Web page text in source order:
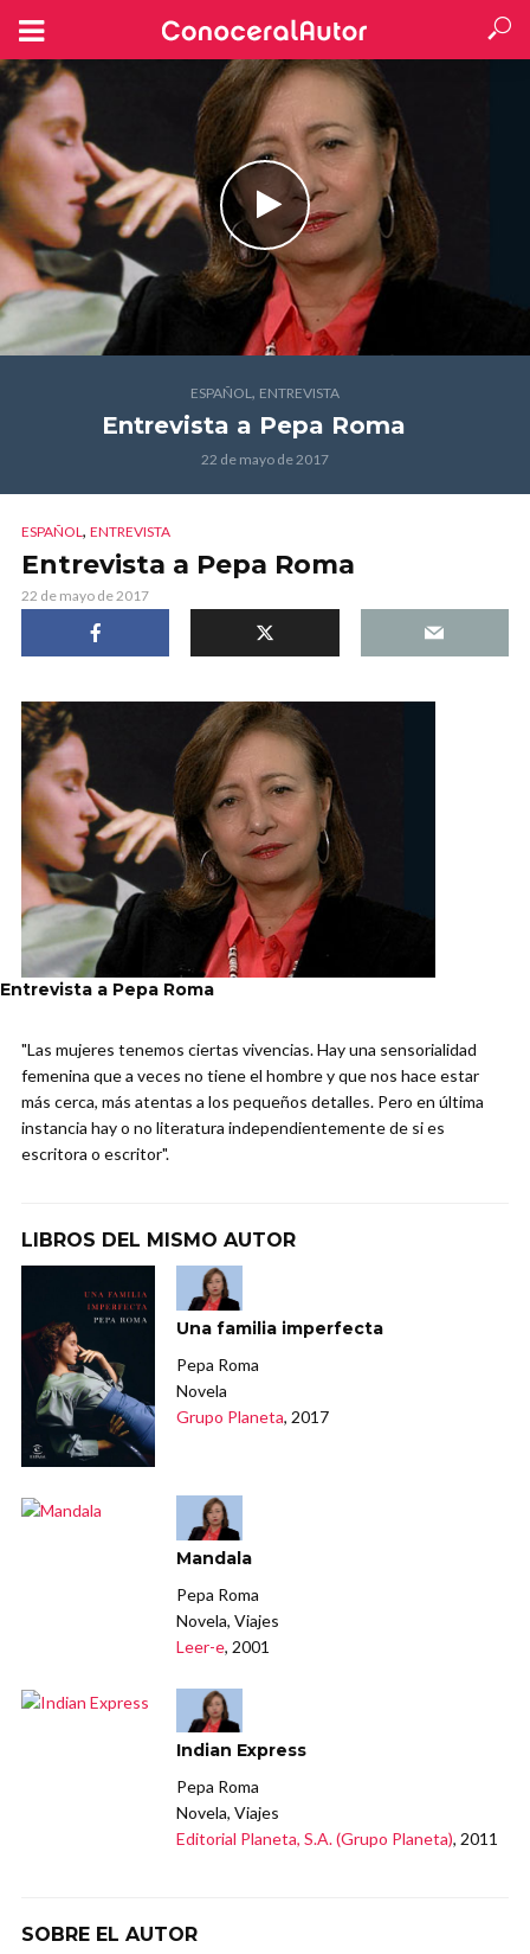
ESPAÑOL, ENTREVISTA
Entrevista a Pepa Roma
22 de mayo de 2017
ESPAÑOL, ENTREVISTA
Entrevista a Pepa Roma
22 de mayo de 2017
Entrevista a Pepa Roma
"Las mujeres tenemos ciertas vivencias. Hay una sensorialidad
femenina que a veces no tiene el hombre y que nos hace estar
más cerca, más atentas a los pequeños detalles. Pero en última
instancia hay o no literatura independientemente de si es
escritora o escritor".
LIBROS DEL MISMO AUTOR
Una familia imperfecta
Pepa Roma
Novela
Grupo Planeta, 2017
Mandala
Pepa Roma
Novela, Viajes
Leer-e, 2001
Indian Express
Pepa Roma
Novela, Viajes
Editorial Planeta, S.A. (Grupo Planeta), 2011
SOBRE EL AUTOR